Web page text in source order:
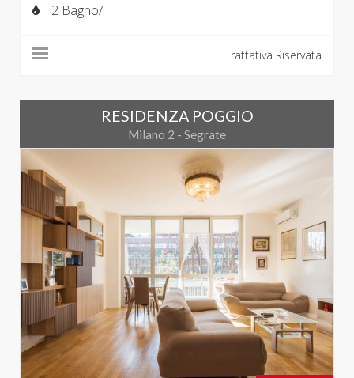
2 Bagno/i
Trattativa Riservata
RESIDENZA POGGIO
Milano 2 - Segrate